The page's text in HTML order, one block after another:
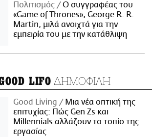
Πολιτισμός
Ο συγγραφέας του
«Game of Thrones», George R. R.
Martin, μιλά ανοιχτά για την
εμπειρία του με την κατάθλιψη
LIFO ΔΗΜΟΦΙΛΗ
Good Living
Μια νέα οπτική της
επιτυχίας: Πώς Gen Zs και
Millennials αλλάζουν το τοπίο της
εργασίας